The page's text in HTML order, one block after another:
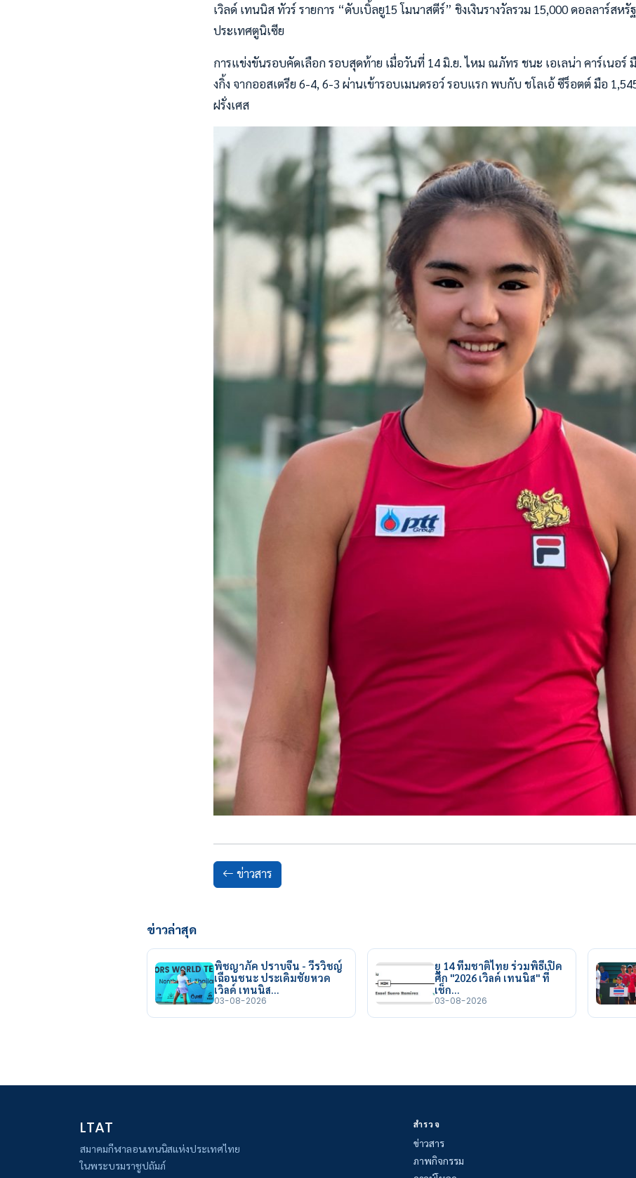
เวิลด์ เทนนิส ทัวร์ รายการ “ดับเบิ้ลยู15 โมนาสตีร์” ชิงเงินรางวัลรวม 15,000 ดอลลาร์สห
ประเทศตูนิเซีย
การแข่งขันรอบคัดเลือก รอบสุดท้าย เมื่อวันที่ 14 มิ.ย. ไหม ณภัทร ชนะ เอเลน่า คาร์เนอร์
งกิ้ง จากออสเตรีย 6-4, 6-3 ผ่านเข้ารอบเมนดรอว์ รอบแรก พบกับ ชโลเอ้ ซีร็อตต์ มือ
ฝรั่งเศส
ข่าวสาร
ข่าวล่าสุด
พิชญาภัค ปราบจีน - วีรวิชญ์
เฉือนชนะ ประเดิมชัยหวด
เวิลด์ เทนนิส…
03-08-2026
ยู 14 ทีมชาติไทย ร่วมพิธีเปิด
ศึก "2026 เวิลด์ เทนนิส" ที่
เช็ก…
03-08-2026
LTAT
สมาคมกีฬาลอนเทนนิสแห่งประเทศไทย
ในพระบรมราชูปถัมภ์
สำรวจ
ข่าวสาร
ภาพกิจกรรม